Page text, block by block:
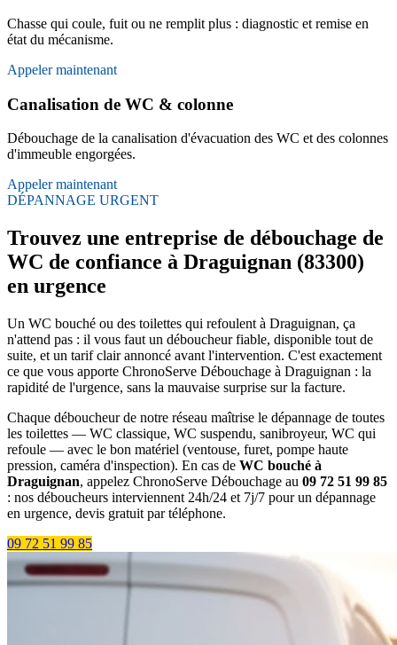
Chasse qui coule, fuit ou ne remplit plus : diagnostic et remise en
état du mécanisme.
Appeler maintenant
Canalisation de WC & colonne
Débouchage de la canalisation d'évacuation des WC et des colonnes
d'immeuble engorgées.
Appeler maintenant
DÉPANNAGE URGENT
Trouvez une entreprise de débouchage de
WC de confiance à Draguignan (83300)
en urgence
Un WC bouché ou des toilettes qui refoulent à Draguignan, ça
n'attend pas : il vous faut un déboucheur fiable, disponible tout de
suite, et un tarif clair annoncé avant l'intervention. C'est exactement
ce que vous apporte ChronoServe Débouchage à Draguignan : la
rapidité de l'urgence, sans la mauvaise surprise sur la facture.
Chaque déboucheur de notre réseau maîtrise le dépannage de toutes
les toilettes — WC classique, WC suspendu, sanibroyeur, WC qui
refoule — avec le bon matériel (ventouse, furet, pompe haute
pression, caméra d'inspection). En cas de WC bouché à
Draguignan, appelez ChronoServe Débouchage au 09 72 51 99 85
: nos déboucheurs interviennent 24h/24 et 7j/7 pour un dépannage
en urgence, devis gratuit par téléphone.
09 72 51 99 85